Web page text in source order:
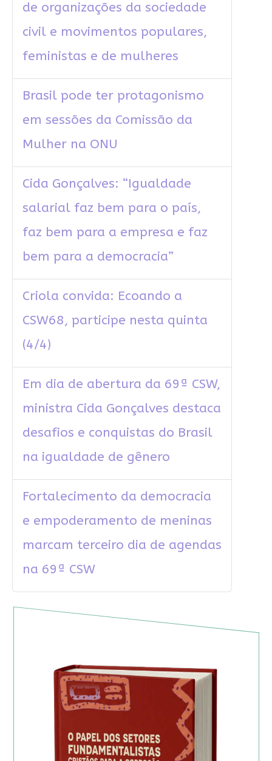
de organizações da sociedade
civil e movimentos populares,
feministas e de mulheres
Brasil pode ter protagonismo
em sessões da Comissão da
Mulher na ONU
Cida Gonçalves: “Igualdade
salarial faz bem para o país,
faz bem para a empresa e faz
bem para a democracia”
Criola convida: Ecoando a
CSW68, participe nesta quinta
(4/4)
Em dia de abertura da 69ª CSW,
ministra Cida Gonçalves destaca
desafios e conquistas do Brasil
na igualdade de gênero
Fortalecimento da democracia
e empoderamento de meninas
marcam terceiro dia de agendas
na 69ª CSW